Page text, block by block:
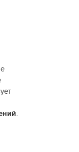
.